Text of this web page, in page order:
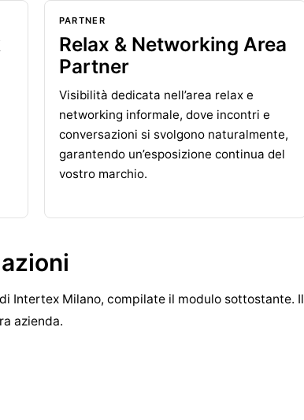
PARTNER
Relax & Networking Area
Partner
Visibilità dedicata nell’area relax e
networking informale, dove incontri e
conversazioni si svolgono naturalmente,
garantendo un’esposizione continua del
vostro marchio.
Intertex Milano, compilate il modulo sottostante. Il
azienda.